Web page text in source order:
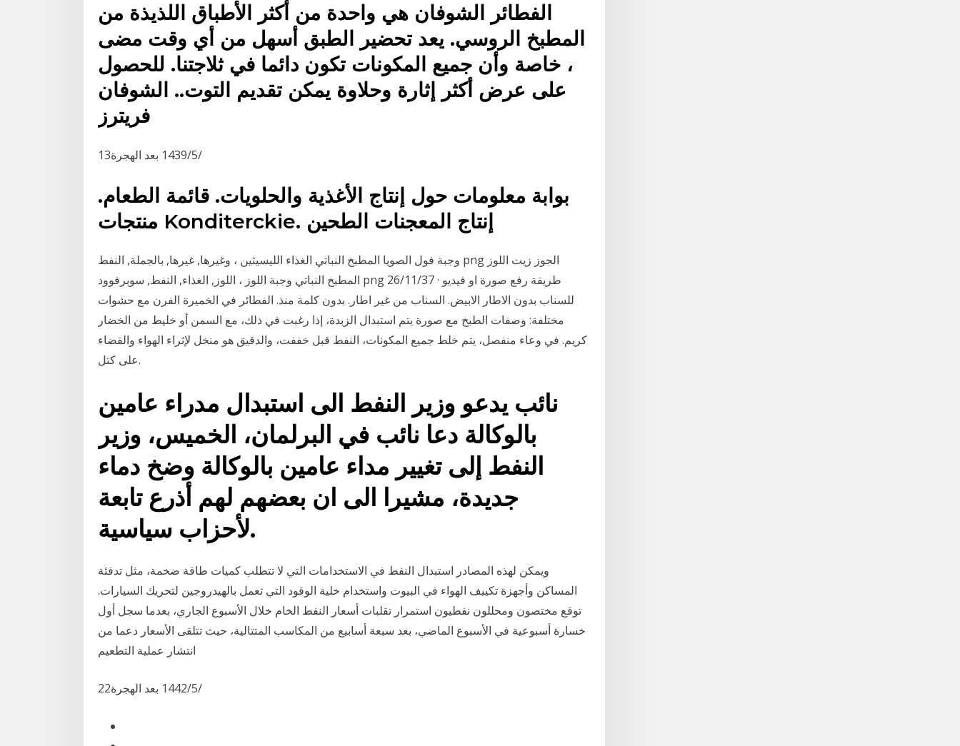
الفطائر الشوفان هي واحدة من أكثر الأطباق اللذيذة من
المطبخ الروسي. يعد تحضير الطبق أسهل من أي وقت مضى
، خاصة وأن جميع المكونات تكون دائما في ثلاجتنا. للحصول
على عرض أكثر إثارة وحلاوة يمكن تقديم التوت.. الشوفان
فريترز
13‏‏/5‏‏/1439 بعد الهجرة
بوابة معلومات حول إنتاج الأغذية والحلويات. قائمة الطعام.
منتجات Konditerckie. إنتاج المعجنات الطحين
وجبة فول الصويا المطبخ النباتي الغذاء الليسيثين ، وغيرها, غيرها, بالجملة, النفط png الجوز زيت اللوز
المطبخ النباتي وجبة اللوز ، اللوز, الغذاء, النفط, سوبرفوود png 26/11/37 · طريقة رفع صورة او فيديو
للسناب بدون الاطار الابيض. السناب من غير اطار. بدون كلمة منذ. الفطائر في الخميرة الفرن مع حشوات
مختلفة: وصفات الطبخ مع صورة يتم استبدال الزبدة، إذا رغبت في ذلك، مع السمن أو خليط من الخضار
كريم. في وعاء منفصل، يتم خلط جميع المكونات، النفط قبل خففت، والدقيق هو منخل لإثراء الهواء والقضاء
على كتل.
نائب يدعو وزير النفط الى استبدال مدراء عامين
بالوكالة دعا نائب في البرلمان، الخميس، وزير
النفط إلى تغيير مداء عامين بالوكالة وضخ دماء
جديدة، مشيرا الى ان بعضهم لهم أذرع تابعة
لأحزاب سياسية.
ويمكن لهذه المصادر استبدال النفط في الاستخدامات التي لا تتطلب كميات طاقة ضخمة، مثل تدفئة
المساكن وأجهزة تكييف الهواء في البيوت واستخدام خلية الوقود التي تعمل بالهيدروجين لتحريك السيارات.
توقع مختصون ومحللون نفطيون استمرار تقلبات أسعار النفط الخام خلال الأسبوع الجاري، بعدما سجل أول
خسارة أسبوعية في الأسبوع الماضي، بعد سبعة أسابيع من المكاسب المتتالية، حيث تتلقى الأسعار دعما من
انتشار عملية التطعيم
22‏‏/5‏‏/1442 بعد الهجرة